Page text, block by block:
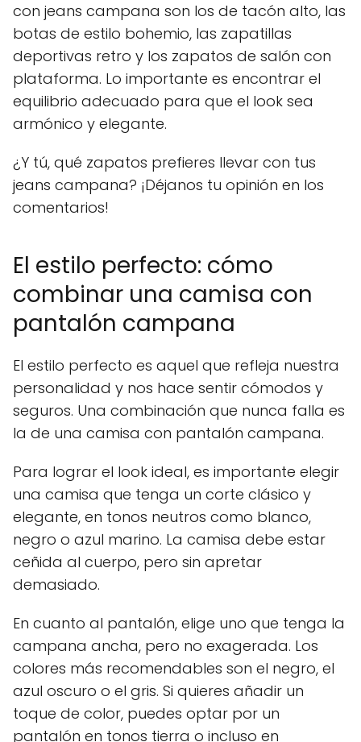
con jeans campana son los de tacón alto, las
botas de estilo bohemio, las zapatillas
deportivas retro y los zapatos de salón con
plataforma. Lo importante es encontrar el
equilibrio adecuado para que el look sea
armónico y elegante.
¿Y tú, qué zapatos prefieres llevar con tus
jeans campana? ¡Déjanos tu opinión en los
comentarios!
El estilo perfecto: cómo
combinar una camisa con
pantalón campana
El estilo perfecto es aquel que refleja nuestra
personalidad y nos hace sentir cómodos y
seguros. Una combinación que nunca falla es
la de una camisa con pantalón campana.
Para lograr el look ideal, es importante elegir
una camisa que tenga un corte clásico y
elegante, en tonos neutros como blanco,
negro o azul marino. La camisa debe estar
ceñida al cuerpo, pero sin apretar
demasiado.
En cuanto al pantalón, elige uno que tenga la
campana ancha, pero no exagerada. Los
colores más recomendables son el negro, el
azul oscuro o el gris. Si quieres añadir un
toque de color, puedes optar por un
pantalón en tonos tierra o incluso en